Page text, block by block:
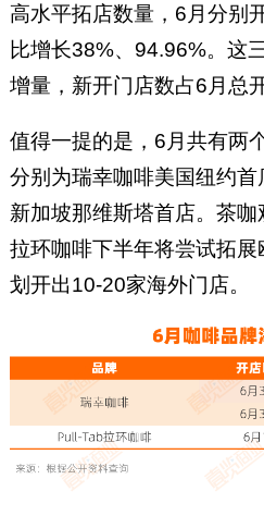
高水平拓店数量，6月分别
比增长38%、94.96%。这
增量，新开门店数占6月总
值得一提的是，6月共有两
分别为瑞幸咖啡美国纽约
新加坡那维斯塔首店。茶
拉环咖啡下半年将尝试拓
划开出10-20家海外门店。